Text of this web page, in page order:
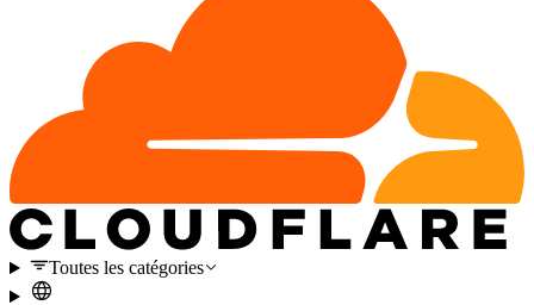
Toutes les catégories